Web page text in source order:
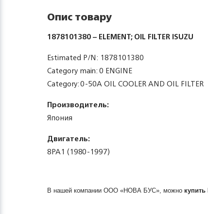
Опис товару
1878101380 – ELEMENT; OIL FILTER ISUZU
Estimated P/N: 1878101380
Category main: 0 ENGINE
Category: 0-50A OIL COOLER AND OIL FILTER
Производитель:
Япония
Двигатель:
8PA1 (1980-1997)
В нашей компании ООО «НОВА БУС», можно купить